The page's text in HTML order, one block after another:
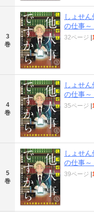
3
巻
しょせ
の仕事～
32ページ |
4
巻
しょせ
の仕事～
35ページ |
5
巻
しょせ
の仕事～
39ページ |